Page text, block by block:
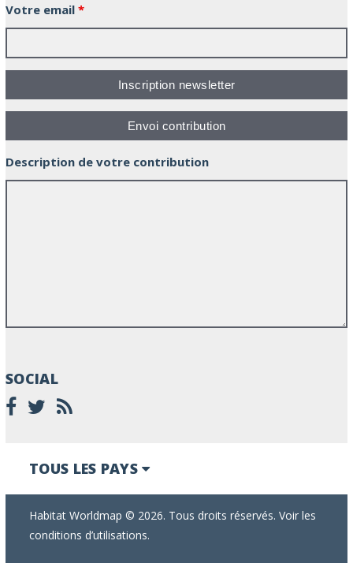
Votre email *
Description de votre contribution
SOCIAL
TOUS LES PAYS
Habitat Worldmap © 2026. Tous droits réservés. Voir les
conditions d’utilisations.